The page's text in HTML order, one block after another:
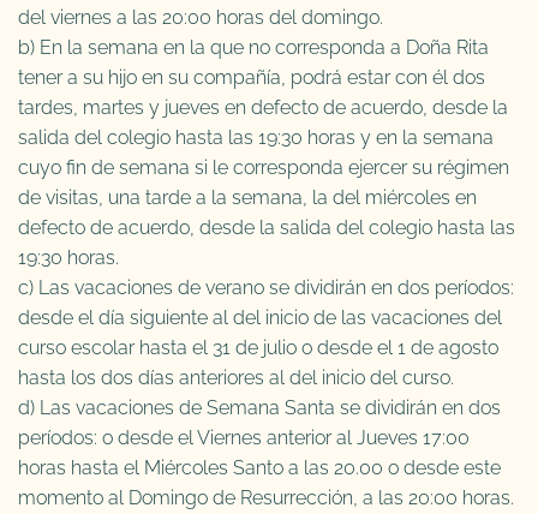
del viernes a las 20:00 horas del domingo.
b) En la semana en la que no corresponda a Doña Rita
tener a su hijo en su compañía, podrá estar con él dos
tardes, martes y jueves en defecto de acuerdo, desde la
salida del colegio hasta las 19:30 horas y en la semana
cuyo fin de semana si le corresponda ejercer su régimen
de visitas, una tarde a la semana, la del miércoles en
defecto de acuerdo, desde la salida del colegio hasta las
19:30 horas.
c) Las vacaciones de verano se dividirán en dos períodos:
desde el día siguiente al del inicio de las vacaciones del
curso escolar hasta el 31 de julio o desde el 1 de agosto
hasta los dos días anteriores al del inicio del curso.
d) Las vacaciones de Semana Santa se dividirán en dos
períodos: o desde el Viernes anterior al Jueves 17:00
horas hasta el Miércoles Santo a las 20.00 o desde este
momento al Domingo de Resurrección, a las 20:00 horas.